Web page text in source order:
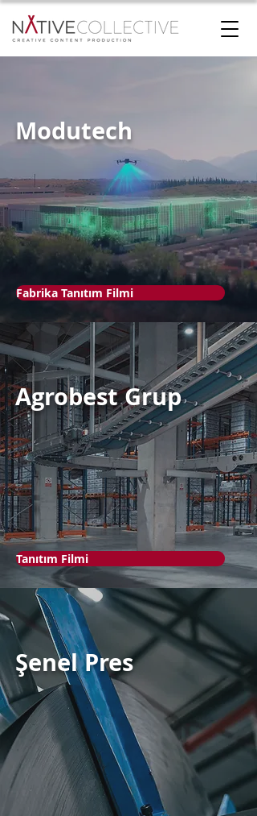
Modutech
Fabrika Tanıtım Filmi
Agrobest Grup
Tanıtım Filmi
Şenel Pres